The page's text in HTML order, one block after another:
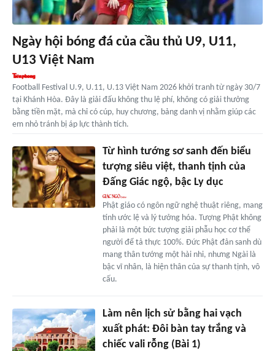
Ngày hội bóng đá của cầu thủ U9, U11,
U13 Việt Nam
Football Festival U.9, U.11, U.13 Việt Nam 2026 khởi tranh từ ngày 30/7
tại Khánh Hòa. Đây là giải đấu không thu lệ phí, không có giải thưởng
bằng tiền mặt, mà chỉ có cúp, huy chương, bảng danh vị nhằm giúp các
em nhỏ tránh bị áp lực thành tích.
Từ hình tướng sơ sanh đến biểu
tượng siêu việt, thanh tịnh của
Đấng Giác ngộ, bậc Ly dục
Phật giáo có ngôn ngữ nghệ thuật riêng, mang
tính ước lệ và lý tưởng hóa. Tượng Phật không
phải là một bức tượng giải phẫu học cơ thể
người để tả thực 100%. Đức Phật đản sanh dù
mang thân tướng một hài nhi, nhưng Ngài là
bậc vĩ nhân, là hiện thân của sự thanh tịnh, vô
cấu.
Làm nên lịch sử bằng hai vạch
xuất phát: Đôi bàn tay trắng và
chiếc vali rỗng (Bài 1)